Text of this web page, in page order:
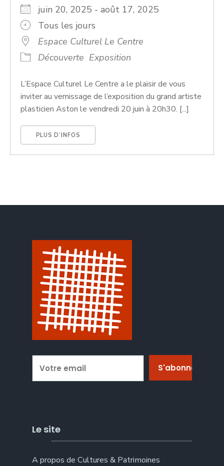
juin 20, 2025 - août 17, 2025
Tous les jours
Espace Culturel Le Centre
Découverte Exposition
​L’Espace Culturel Le Centre a le plaisir de vous
inviter au vernissage de l’exposition du grand artiste
plasticien Aston le vendredi 20 juin à 20h30. [...]
PLUS D’INFOS
Le site
A propos de Cultures & Patrimoines